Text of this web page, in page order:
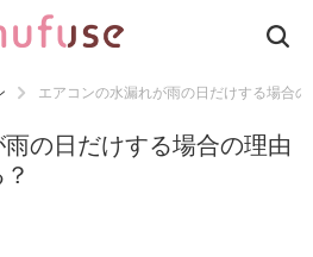
エアコンの水漏れが雨の日だけする場合
の日だけする場合の理由